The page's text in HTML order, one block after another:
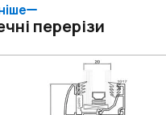
перерізи